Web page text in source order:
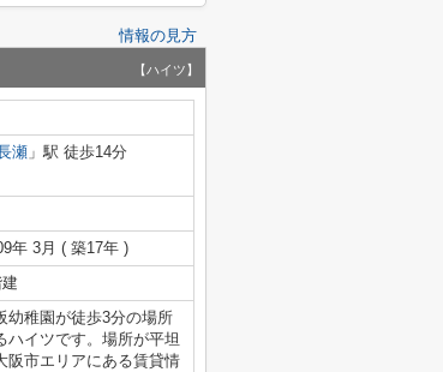
情報の見方
【ハイツ】
瀬 」駅 徒歩14分
年 3月 ( 築17年 )
幼稚園が徒歩3分の場所
ハイツです。場所が平坦
阪市エリアにある賃貸情